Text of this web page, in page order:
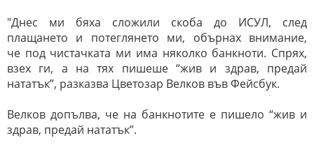
"Днес ми бяха сложили скоба до ИСУЛ, след
плащането и потеглянето ми, обърнах внимание,
че под чистачката ми има няколко банкноти. Спрях,
взех ги, а на тях пишеше “жив и здрав, предай
нататък”, разказва Цветозар Велков във Фейсбук.
Велков допълва, че на банкнотите е пишело “жив и
здрав, предай нататък”.